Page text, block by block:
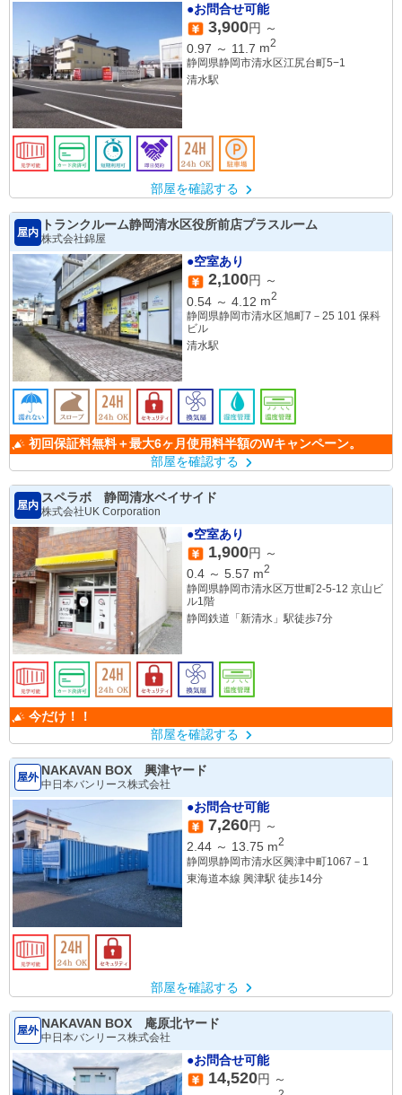
●お問合せ可能
3,900円 ～
0.97 ～ 11.7 m2
静岡県静岡市清水区江尻台町5−1
清水駅
部屋を確認する
屋内
トランクルーム静岡清水区役所前店プラスルーム
株式会社錦屋
●空室あり
2,100円 ～
0.54 ～ 4.12 m2
静岡県静岡市清水区旭町7－25 101 保科
ビル
清水駅
初回保証料無料＋最大6ヶ月使用料半額のWキャンペーン。
部屋を確認する
屋内
スペラボ 静岡清水ベイサイド
株式会社UK Corporation
●空室あり
1,900円 ～
0.4 ～ 5.57 m2
静岡県静岡市清水区万世町2-5-12 京山ビ
ル1階
静岡鉄道「新清水」駅徒歩7分
今だけ！！
部屋を確認する
屋外 NAKAVAN BOX 興津ヤード
中日本バンリース株式会社
●お問合せ可能
7,260円 ～
2.44 ～ 13.75 m2
静岡県静岡市清水区興津中町1067－1
東海道本線 興津駅 徒歩14分
部屋を確認する
屋外 NAKAVAN BOX 庵原北ヤード
中日本バンリース株式会社
●お問合せ可能
14,520円 ～